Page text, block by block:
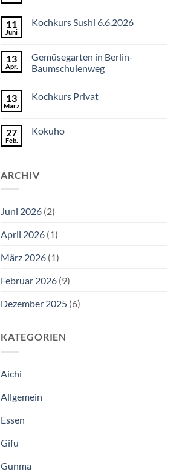
Kochkurs
11
Juni
Kochkurs Sushi 6.6.2026
Kochkurs
Sushi
6.6.2026
13
Apr.
Gemüsegarten in Berlin-
Baumschulenweg
zu
Baumschulenweg
13
März
Kochkurs Privat
Kochkurs
27
Feb.
Kokuho
ARCHIV
Juni 2026 (2)
April 2026 (1)
März 2026 (1)
Februar 2026 (9)
Dezember 2025 (6)
KATEGORIEN
Aichi
Allgemein
Essen
Gifu
Gunma